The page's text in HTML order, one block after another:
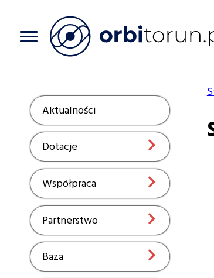
Aktualności Show
Dotacje Show
Współpraca Show
Partnerstwo Show
Baza Show